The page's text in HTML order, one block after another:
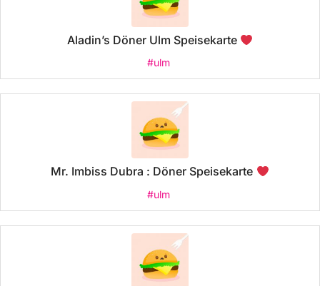
Aladin’s Döner Ulm Speisekarte
#ulm
Mr. Imbiss Dubra : Döner Speisekarte
#ulm